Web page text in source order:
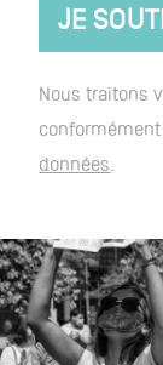
JE
Nous traitons
données.